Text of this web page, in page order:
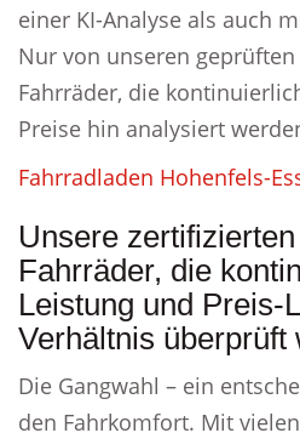
einer KI-Analyse als auch
Nur von unseren
Fahrräder, die
Preise hin analysiert
Fahrradladen Hohenfels-
Unsere
Fahrräder, die
Leistung und Preis-
Verhältnis überprüft
Die Gangwahl – ein
den Fahrkomfort. Mit